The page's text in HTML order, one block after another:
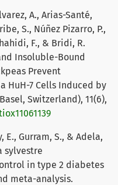
A., Arias-Santé,
S., Núñez Pizarro, P.,
F., & Bridi, R.
Insoluble-Bound
Prevent
HuH-7 Cells Induced by
Switzerland), 11(6),
E., Gurram, S., & Adela,
sylvestre
in type 2 diabetes
meta-analysis.